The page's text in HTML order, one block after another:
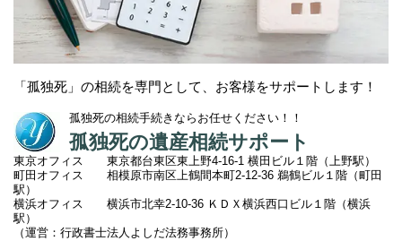
「孤独死」の相続を専門として、お客様をサポートします！
孤独死の相続手続きならお任せください！！
孤独死の遺産相続サポート
東京オフィス 東京都台東区東上野4-16-1 横田ビル１階（上野駅）
町田オフィス 相模原市南区上鶴間本町2-12-36 鵜鶴ビル１階（町田
駅）
横浜オフィス 横浜市北幸2-10-36 ＫＤＸ横浜西口ビル１階（横浜
駅）
（運営：行政書士法人よしだ法務事務所）